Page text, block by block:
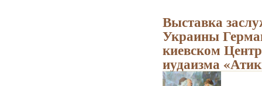
Выставка
Украины
киевском
иудаизма